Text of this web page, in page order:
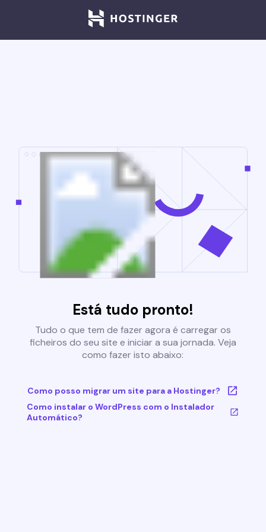
Está tudo pronto!
Tudo o que tem de fazer agora é carregar os
ficheiros do seu site e iniciar a sua jornada. Veja
como fazer isto abaixo:
Como posso migrar um site para a Hostinger?
Como instalar o WordPress com o Instalador
Automático?